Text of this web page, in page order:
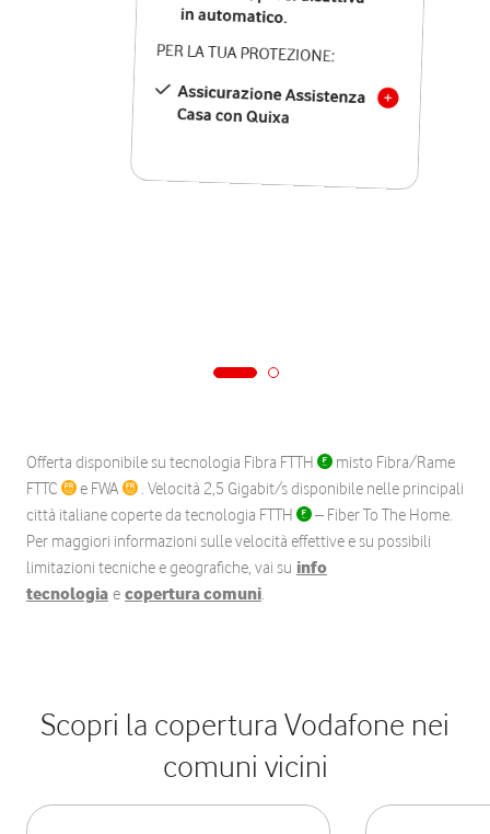
in automatico.
PER LA TUA PROTEZIONE:
Assicurazione Assistenza
Casa con Quixa
Offerta disponibile su tecnologia Fibra FTTH
misto Fibra/Rame
FTTC
e FWA
. Velocità 2,5 Gigabit/s disponibile nelle principali
città italiane coperte da tecnologia FTTH
– Fiber To The Home.
Per maggiori informazioni sulle velocità effettive e su possibili
limitazioni tecniche e geografiche, vai su info
tecnologia e copertura comuni.
Scopri la copertura Vodafone nei
comuni vicini